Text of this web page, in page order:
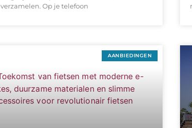
verzamelen. Op je telefoon
AANBIEDINGEN